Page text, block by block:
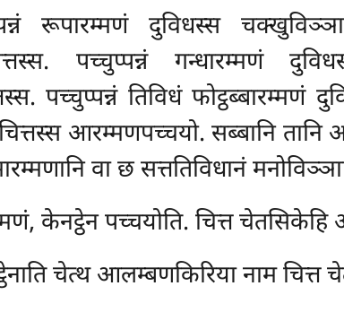
रूपारम्मणं दुविधस्स
पच्चुप्पन्नं गन्धारम्मणं
पच्चुप्पन्नं तिविधं फोट्ठब्बारम्मणं
आरम्मणपच्चयो. सब्बानि तानि
वा छ सत्ततिविधानं
केनट्ठेन पच्चयोति. चित्त
चेत्थ आलम्बणकिरिया नाम चित्त